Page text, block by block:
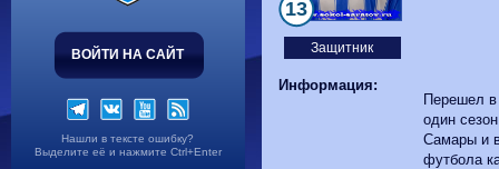
ВОЙТИ НА САЙТ
Нашли в тексте ошибку?
Выделите её и нажмите Ctrl+Enter
Защитник
13
Информация:
Перешел
один
Самары и
футбола
Калуга
0-1 Сибирь